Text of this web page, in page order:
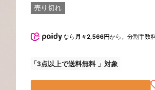
売り切れ
なら 月々2,566円から。分割手数
3点以上で送料無料